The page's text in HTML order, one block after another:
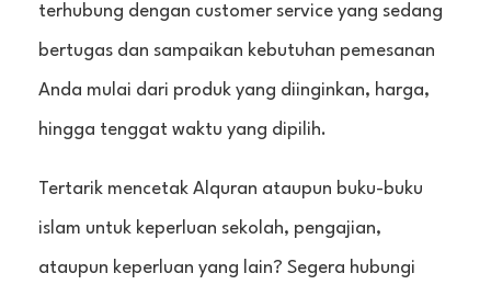
terhubung dengan customer service yang sedang
bertugas dan sampaikan kebutuhan pemesanan
Anda mulai dari produk yang diinginkan, harga,
hingga tenggat waktu yang dipilih.
Tertarik mencetak Alquran ataupun buku-buku
islam untuk keperluan sekolah, pengajian,
ataupun keperluan yang lain? Segera hubungi